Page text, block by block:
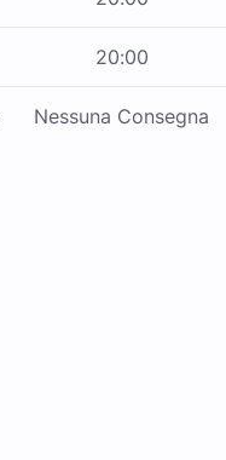
20:00
Nessuna Consegna